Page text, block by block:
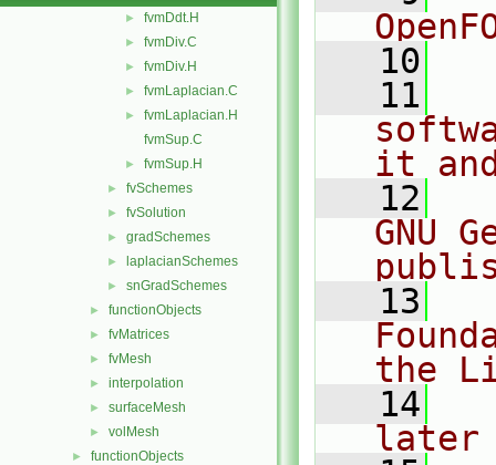
► fvmDdt.H
► fvmDiv.C
► fvmDiv.H
► fvmLaplacian.C
►
fvmLaplacian.H
fvmSup.C
► fvmSup.H
► fvSchemes
► fvSolution
► gradSchemes
► laplacianSchemes
► snGradSchemes
► functionObjects
► fvMatrices
► fvMesh
► interpolation
► surfaceMesh
► volMesh
► functionObjects
   10
   11
it
   12
GNU
   13
the
   14
later